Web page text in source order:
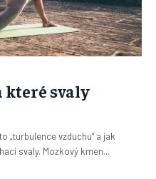
které svaly
„turbulence vzduchu“ a jak
během cvičení ovládat pomocné dýchací svaly. Mozkový kmen...